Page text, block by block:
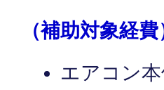
（補助対象経費
エアコン